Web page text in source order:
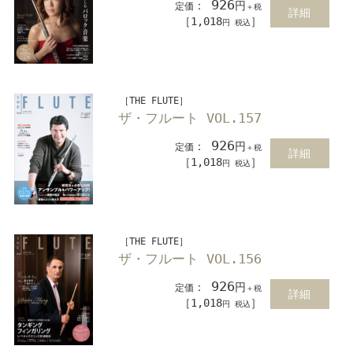
定価 ： 926円 ＋税
［1,018円 税込 ］
詳細
［THE FLUTE］
ザ・フルート VOL.157
定価 ： 926円 ＋税
［1,018円 税込 ］
詳細
［THE FLUTE］
ザ・フルート VOL.156
定価 ： 926円 ＋税
［1,018円 税込 ］
詳細